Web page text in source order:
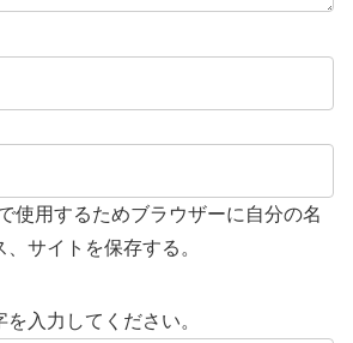
使用するためブラウザーに自分の名
サイトを保存する。
を入力してください。